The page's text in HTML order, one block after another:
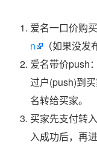
爱名一口价购买
n
（如果没
爱名带价push
过户(push)到
名转给买家。
买家先支付转
入成功后，再